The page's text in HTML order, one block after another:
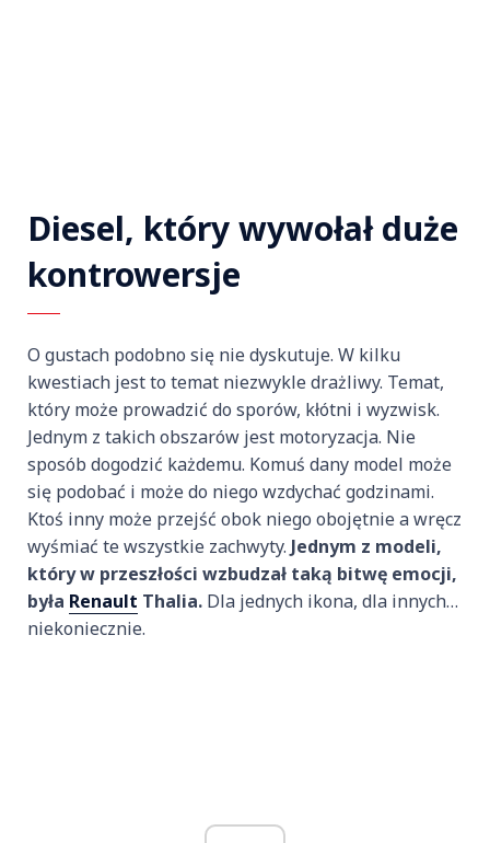
Diesel, który wywołał duże
kontrowersje
O gustach podobno się nie dyskutuje. W kilku
kwestiach jest to temat niezwykle drażliwy. Temat,
który może prowadzić do sporów, kłótni i wyzwisk.
Jednym z takich obszarów jest motoryzacja. Nie
sposób dogodzić każdemu. Komuś dany model może
się podobać i może do niego wzdychać godzinami.
Ktoś inny może przejść obok niego obojętnie a wręcz
wyśmiać te wszystkie zachwyty. Jednym z modeli,
który w przeszłości wzbudzał taką bitwę emocji,
była Renault Thalia. Dla jednych ikona, dla innych…
niekoniecznie.